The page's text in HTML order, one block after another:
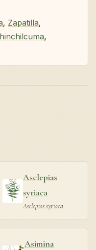
, Zapatilla,
,
Asclepias
syriaca
Asclepias syriaca
Asimina